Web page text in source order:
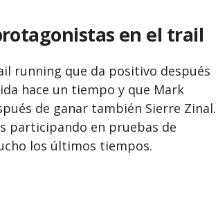
en el trail
running que da positivo después
hace un tiempo y que Mark
de ganar también Sierre Zinal.
participando en pruebas de
los últimos tiempos.